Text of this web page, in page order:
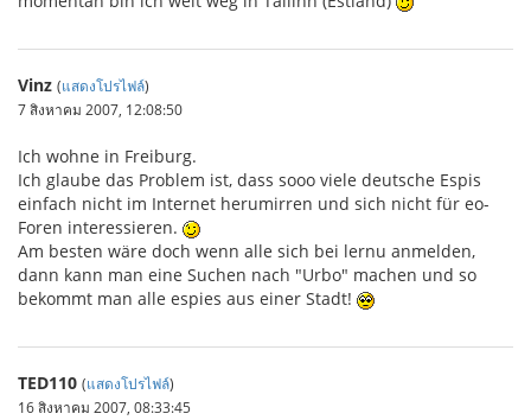
Vinz (แสดงโปรไฟล์)
7 สิงหาคม 2007, 12:08:50
Ich wohne in Freiburg.
Ich glaube das Problem ist, dass sooo viele deutsche Espis
einfach nicht im Internet herumirren und sich nicht für eo-
Foren interessieren.
Am besten wäre doch wenn alle sich bei lernu anmelden,
dann kann man eine Suchen nach "Urbo" machen und so
bekommt man alle espies aus einer Stadt!
TED110 (แสดงโปรไฟล์)
16 สิงหาคม 2007, 08:33:45